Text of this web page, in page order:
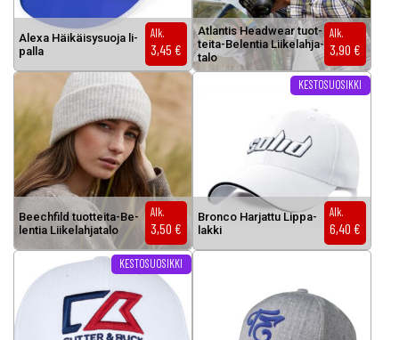
Ale­xa Häi­käi­sy­suo­ja li­
pal­la
Alk.
3,45 €
At­lan­tis Head­wear tuot­
tei­ta-Be­len­tia Lii­ke­lah­ja­
ta­lo
Alk.
3,90 €
Beech­fild tuot­tei­ta-Be­
len­tia Lii­ke­lah­ja­ta­lo
Alk.
3,50 €
Bron­co Har­jat­tu Lip­pa­
lak­ki
Alk.
6,40 €
KESTOSUOSIKKI
Tällä tuotteella on useampi
KESTOSUOSIKKI
Tällä tuotteella on useampi muunnelma. Voit tehdä valinnat